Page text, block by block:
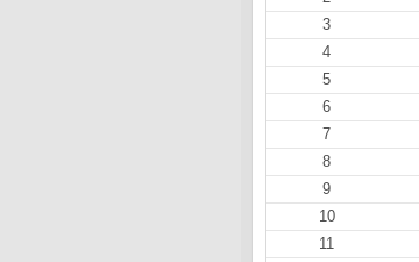
3
4
5
6
7
8
9
10
11